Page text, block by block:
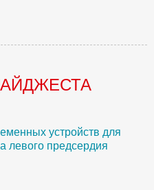
устройств для
левого предсердия